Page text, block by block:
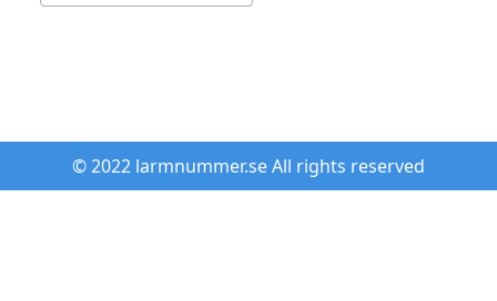
© 2022 larmnummer.se All rights reserved